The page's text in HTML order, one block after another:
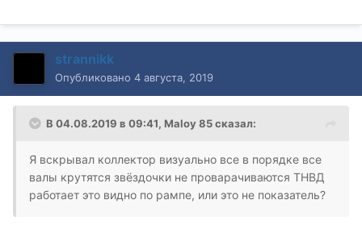
strannikk
Опубликовано 4 августа, 2019
В 04.08.2019 в 09:41, Maloy 85сказал:
Я вскрывал коллектор визуально все в порядке все
валы крутятся звёздочки не проварачиваются ТНВД
работает это видно по рампе, или это не показатель?